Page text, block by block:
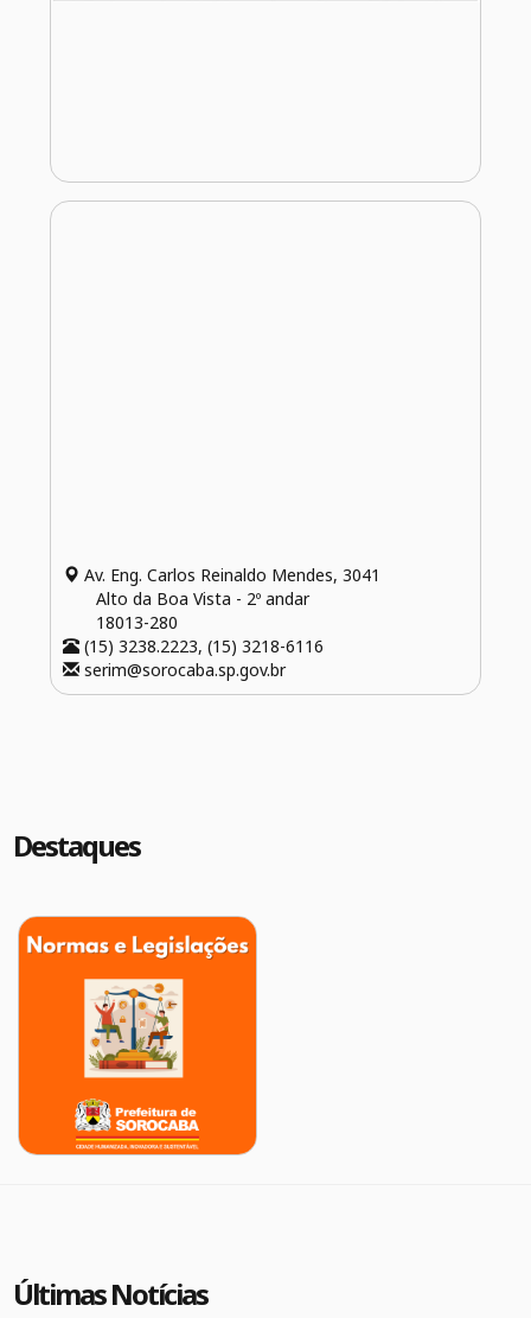
Av. Eng. Carlos Reinaldo Mendes, 3041
Alto da Boa Vista - 2º andar
18013-280
(15) 3238.2223, (15) 3218-6116
serim@sorocaba.sp.gov.br
Destaques
Últimas Notícias